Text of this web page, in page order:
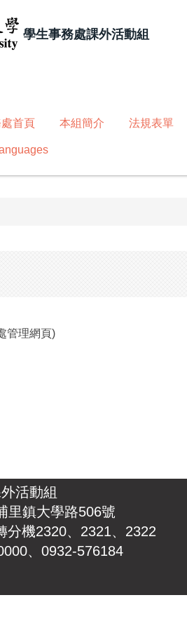
學生事務處課外活動組
首頁 本組簡介 法規表單
管理網頁)
活動組
里鎮大學路506號
分機2320、2321、2322
、0932-576184